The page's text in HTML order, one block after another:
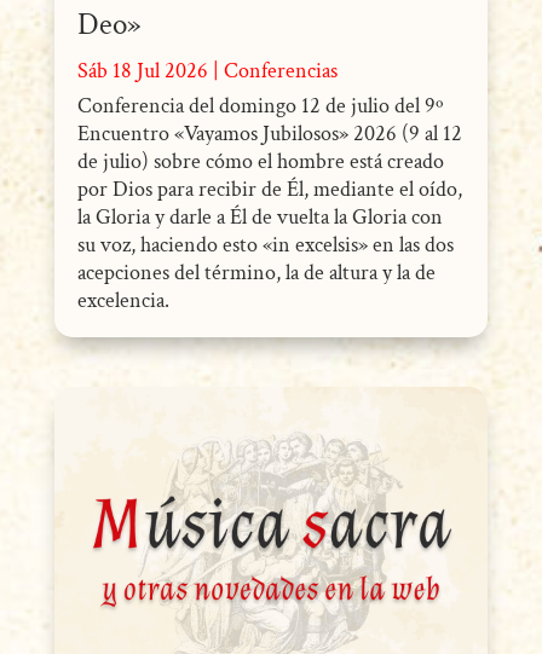
Deo»
Sáb 18 Jul 2026
Conferencias
Conferencia del domingo 12 de julio del 9º
Encuentro «Vayamos Jubilosos» 2026 (9 al 12
de julio) sobre cómo el hombre está creado
por Dios para recibir de Él, mediante el oído,
la Gloria y darle a Él de vuelta la Gloria con
su voz, haciendo esto «in excelsis» en las dos
acepciones del término, la de altura y la de
excelencia.